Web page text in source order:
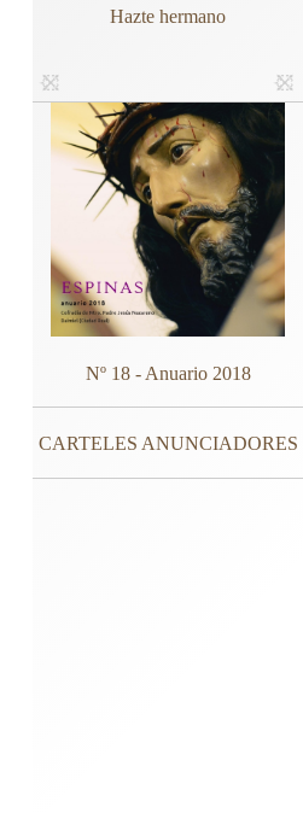
Hazte hermano
Nº 18 - Anuario 2018
CARTELES ANUNCIADORES